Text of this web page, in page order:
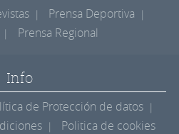
Prensa Deportiva
Prensa Regional
de Protección de datos
Politica de cookies